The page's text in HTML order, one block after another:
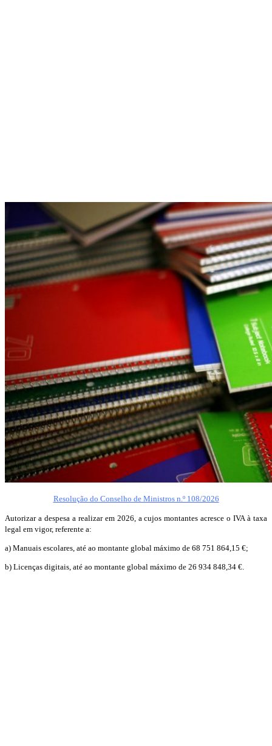
Resolução do Conselho de Ministros n.º 108/2026
Autorizar a despesa a realizar em 2026, a cujos montantes acresce o IVA à taxa
legal em vigor, referente a:
a) Manuais escolares, até ao montante global máximo de 68 751 864,15 €;
b) Licenças digitais, até ao montante global máximo de 26 934 848,34 €.